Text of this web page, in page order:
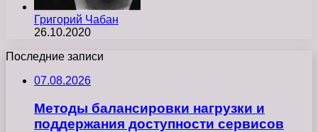
Григорий Чабан
26.10.2020
Последние записи
07.08.2026
Методы балансировки нагрузки и
поддержания доступности сервисов